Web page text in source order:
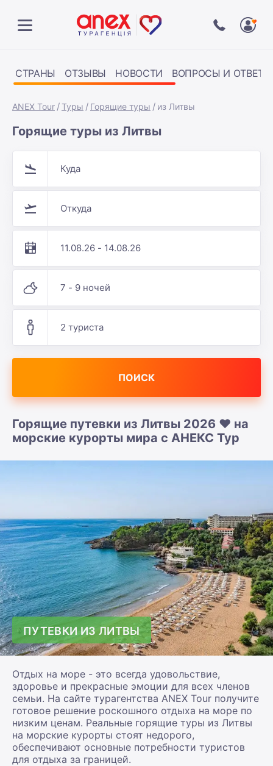
СТРАНЫ ОТЗЫВЫ НОВОСТИ ВОПРОСЫ И ОТВЕТЫ
ANEX Tour Туры Горящие туры из Литвы
Горящие туры из Литвы
Куда
Откуда
11.08.26 - 14.08.26
7 - 9 ночей
2 туриста
ПОИСК
Горящие путевки из Литвы 2026 ❤️ на
морские курорты мира с АНЕКС Тур
ПУТЕВКИ ИЗ ЛИТВЫ
Отдых на море - это всегда удовольствие,
здоровье и прекрасные эмоции для всех членов
семьи. На сайте турагентства ANEX Tour получите
готовое решение роскошного отдыха на море по
низким ценам. Реальные горящие туры из Литвы
на морские курорты стоят недорого,
обеспечивают основные потребности туристов
для отдыха за границей.